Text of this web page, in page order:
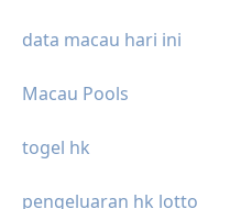
data macau hari ini
Macau Pools
togel hk
pengeluaran hk lotto